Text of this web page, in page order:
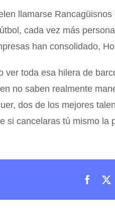
llamarse
cada vez más
han consolidado,
toda esa hilera de
no saben realmente
dos de los mejores
si cancelaras tú mismo la